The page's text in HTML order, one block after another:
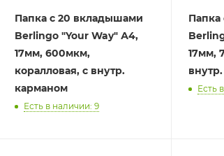
Папка с 20 вкладышами
Berlingo "Your Way" А4,
17мм, 600мкм,
коралловая, с внутр.
карманом
Есть в наличии: 9
17мм,
Есть